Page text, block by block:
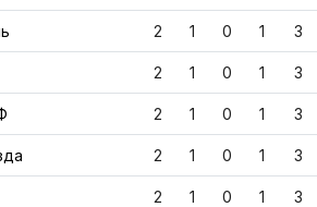
2 1 0 1 3
2 1 0 1 3
2 1 0 1 3
2 1 0 1 3
2 1 0 1 3